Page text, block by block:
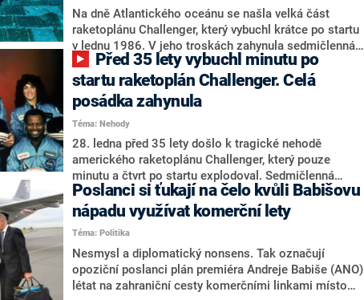
Na dně Atlantického oceánu se našla velká část
raketoplánu Challenger, který vybuchl krátce po startu
v lednu 1986. V jeho troskách zahynula sedmičlenná
posádka. O nálezu informoval americký Národní úřad
pro letectví a vesmír (NASA).
startu raketoplán Challenger. Celá
posádka zahynula
Téma: Nehody
28. ledna před 35 lety došlo k tragické nehodě
amerického raketoplánu Challenger, který pouze
minutu a čtvrt po startu explodoval. Sedmičlenná
posádka sice podle vyšetřovatelů výbuch mohla přežít,
dopad na mořskou hladinu byl ale fatální. Osudného
dne nezahynuli pouze kosmonauti, ale i středoškolská
učitelka Christy McAuliffeová. Byla první civilistkou,
která měla letět do vesmíru.
Poslanci si ťukají na čelo kvůli Babišovu
nápadu využívat komerční lety
Téma: Politika
Nesmysl a diplomatický nonsens. Tak označují
opoziční poslanci plán premiéra Andreje Babiše (ANO)
létat na zahraniční cesty komerčními linkami místo